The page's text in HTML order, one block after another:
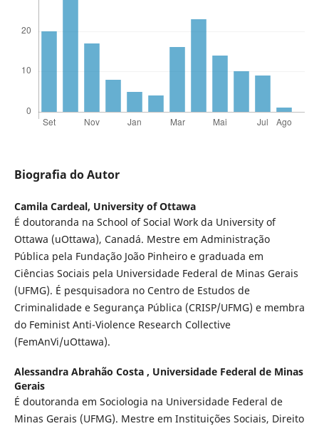
Biografia do Autor
Camila Cardeal, University of Ottawa
É doutoranda na School of Social Work da University of
Ottawa (uOttawa), Canadá. Mestre em Administração
Pública pela Fundação João Pinheiro e graduada em
Ciências Sociais pela Universidade Federal de Minas Gerais
(UFMG). É pesquisadora no Centro de Estudos de
Criminalidade e Segurança Pública (CRISP/UFMG) e membra
do Feminist Anti-Violence Research Collective
(FemAnVi/uOttawa).
Alessandra Abrahão Costa , Universidade Federal de Minas
Gerais
É doutoranda em Sociologia na Universidade Federal de
Minas Gerais (UFMG). Mestre em Instituições Sociais, Direito